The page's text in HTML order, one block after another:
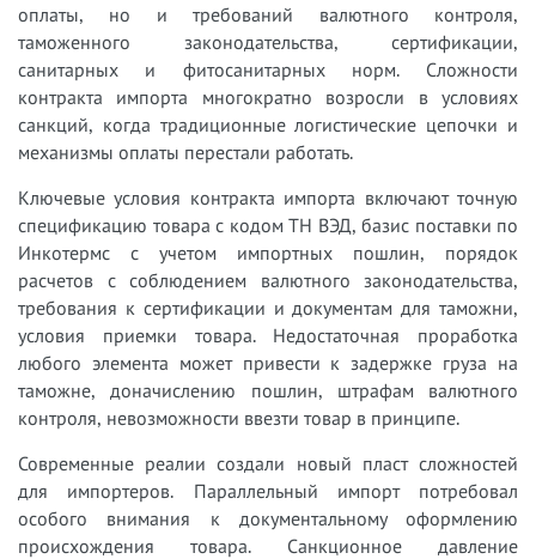
оплаты, но и требований валютного контроля,
таможенного законодательства, сертификации,
санитарных и фитосанитарных норм. Сложности
контракта импорта многократно возросли в условиях
санкций, когда традиционные логистические цепочки и
механизмы оплаты перестали работать.
Ключевые условия контракта импорта включают точную
спецификацию товара с кодом ТН ВЭД, базис поставки по
Инкотермс с учетом импортных пошлин, порядок
расчетов с соблюдением валютного законодательства,
требования к сертификации и документам для таможни,
условия приемки товара. Недостаточная проработка
любого элемента может привести к задержке груза на
таможне, доначислению пошлин, штрафам валютного
контроля, невозможности ввезти товар в принципе.
Современные реалии создали новый пласт сложностей
для импортеров. Параллельный импорт потребовал
особого внимания к документальному оформлению
происхождения товара. Санкционное давление